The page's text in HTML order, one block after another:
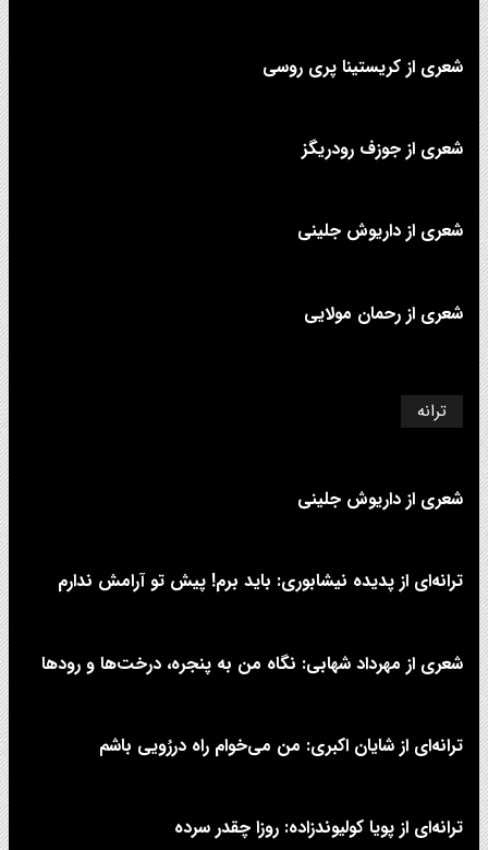
شعری از کریستینا پری روسی
شعری از جوزف رودریگز
شعری از داریوش جلینی
شعری از رحمان مولایی
ترانه
شعری از داریوش جلینی
ترانه‌ای از پدیده نیشابوری: باید برم! پیش تو آرامش ندارم
شعری از مهرداد شهابی: نگاه من به پنجره، درخت‌ها و رودها
ترانه‌ای از شایان اکبری: من می‌خوام راه دررُویی باشم
ترانه‌ای از پویا کولیوندزاده: روزا چقدر سرده